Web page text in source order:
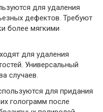
для удаления
дефектов. Требуют
более мягкими
для удаления
Универсальный
случаев.
для придания
голограмм после